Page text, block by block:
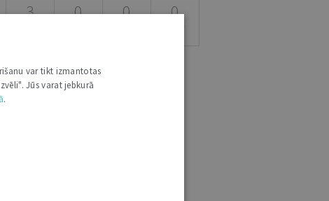
3 0 0 0
var tikt izmantotas
Jūs varat jebkurā
.